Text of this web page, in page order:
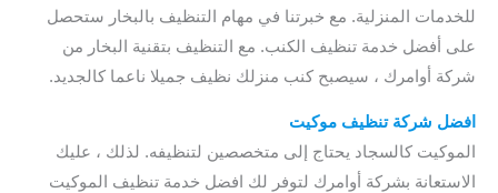
للخدمات المنزلية. مع خبرتنا في مهام التنظيف بالبخار ستحصل
على أفضل خدمة تنظيف الكنب. مع التنظيف بتقنية البخار من
شركة أوامرك ، سيصبح كنب منزلك نظيف جميلا ناعما كالجديد.
افضل شركة تنظيف موكيت
الموكيت كالسجاد يحتاج إلى متخصصين لتنظيفه. لذلك ، عليك
الاستعانة بشركة أوامرك لتوفر لك افضل خدمة تنظيف الموكيت